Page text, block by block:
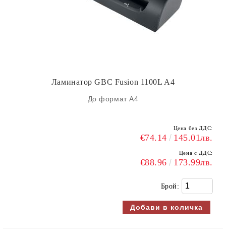
Ламинатор GBC Fusion 1100L A4
До формат А4
Цена без ДДС:
€74.14 145.01лв.
Цена с ДДС:
€88.96 173.99лв.
Брой: